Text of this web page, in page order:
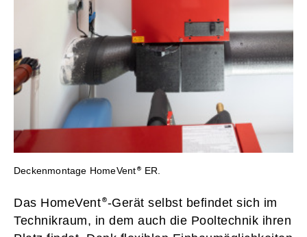
Deckenmontage HomeVent ER.
Das HomeVent -Gerät selbst befindet sich im
Technikraum, in dem auch die Pooltechnik ihren